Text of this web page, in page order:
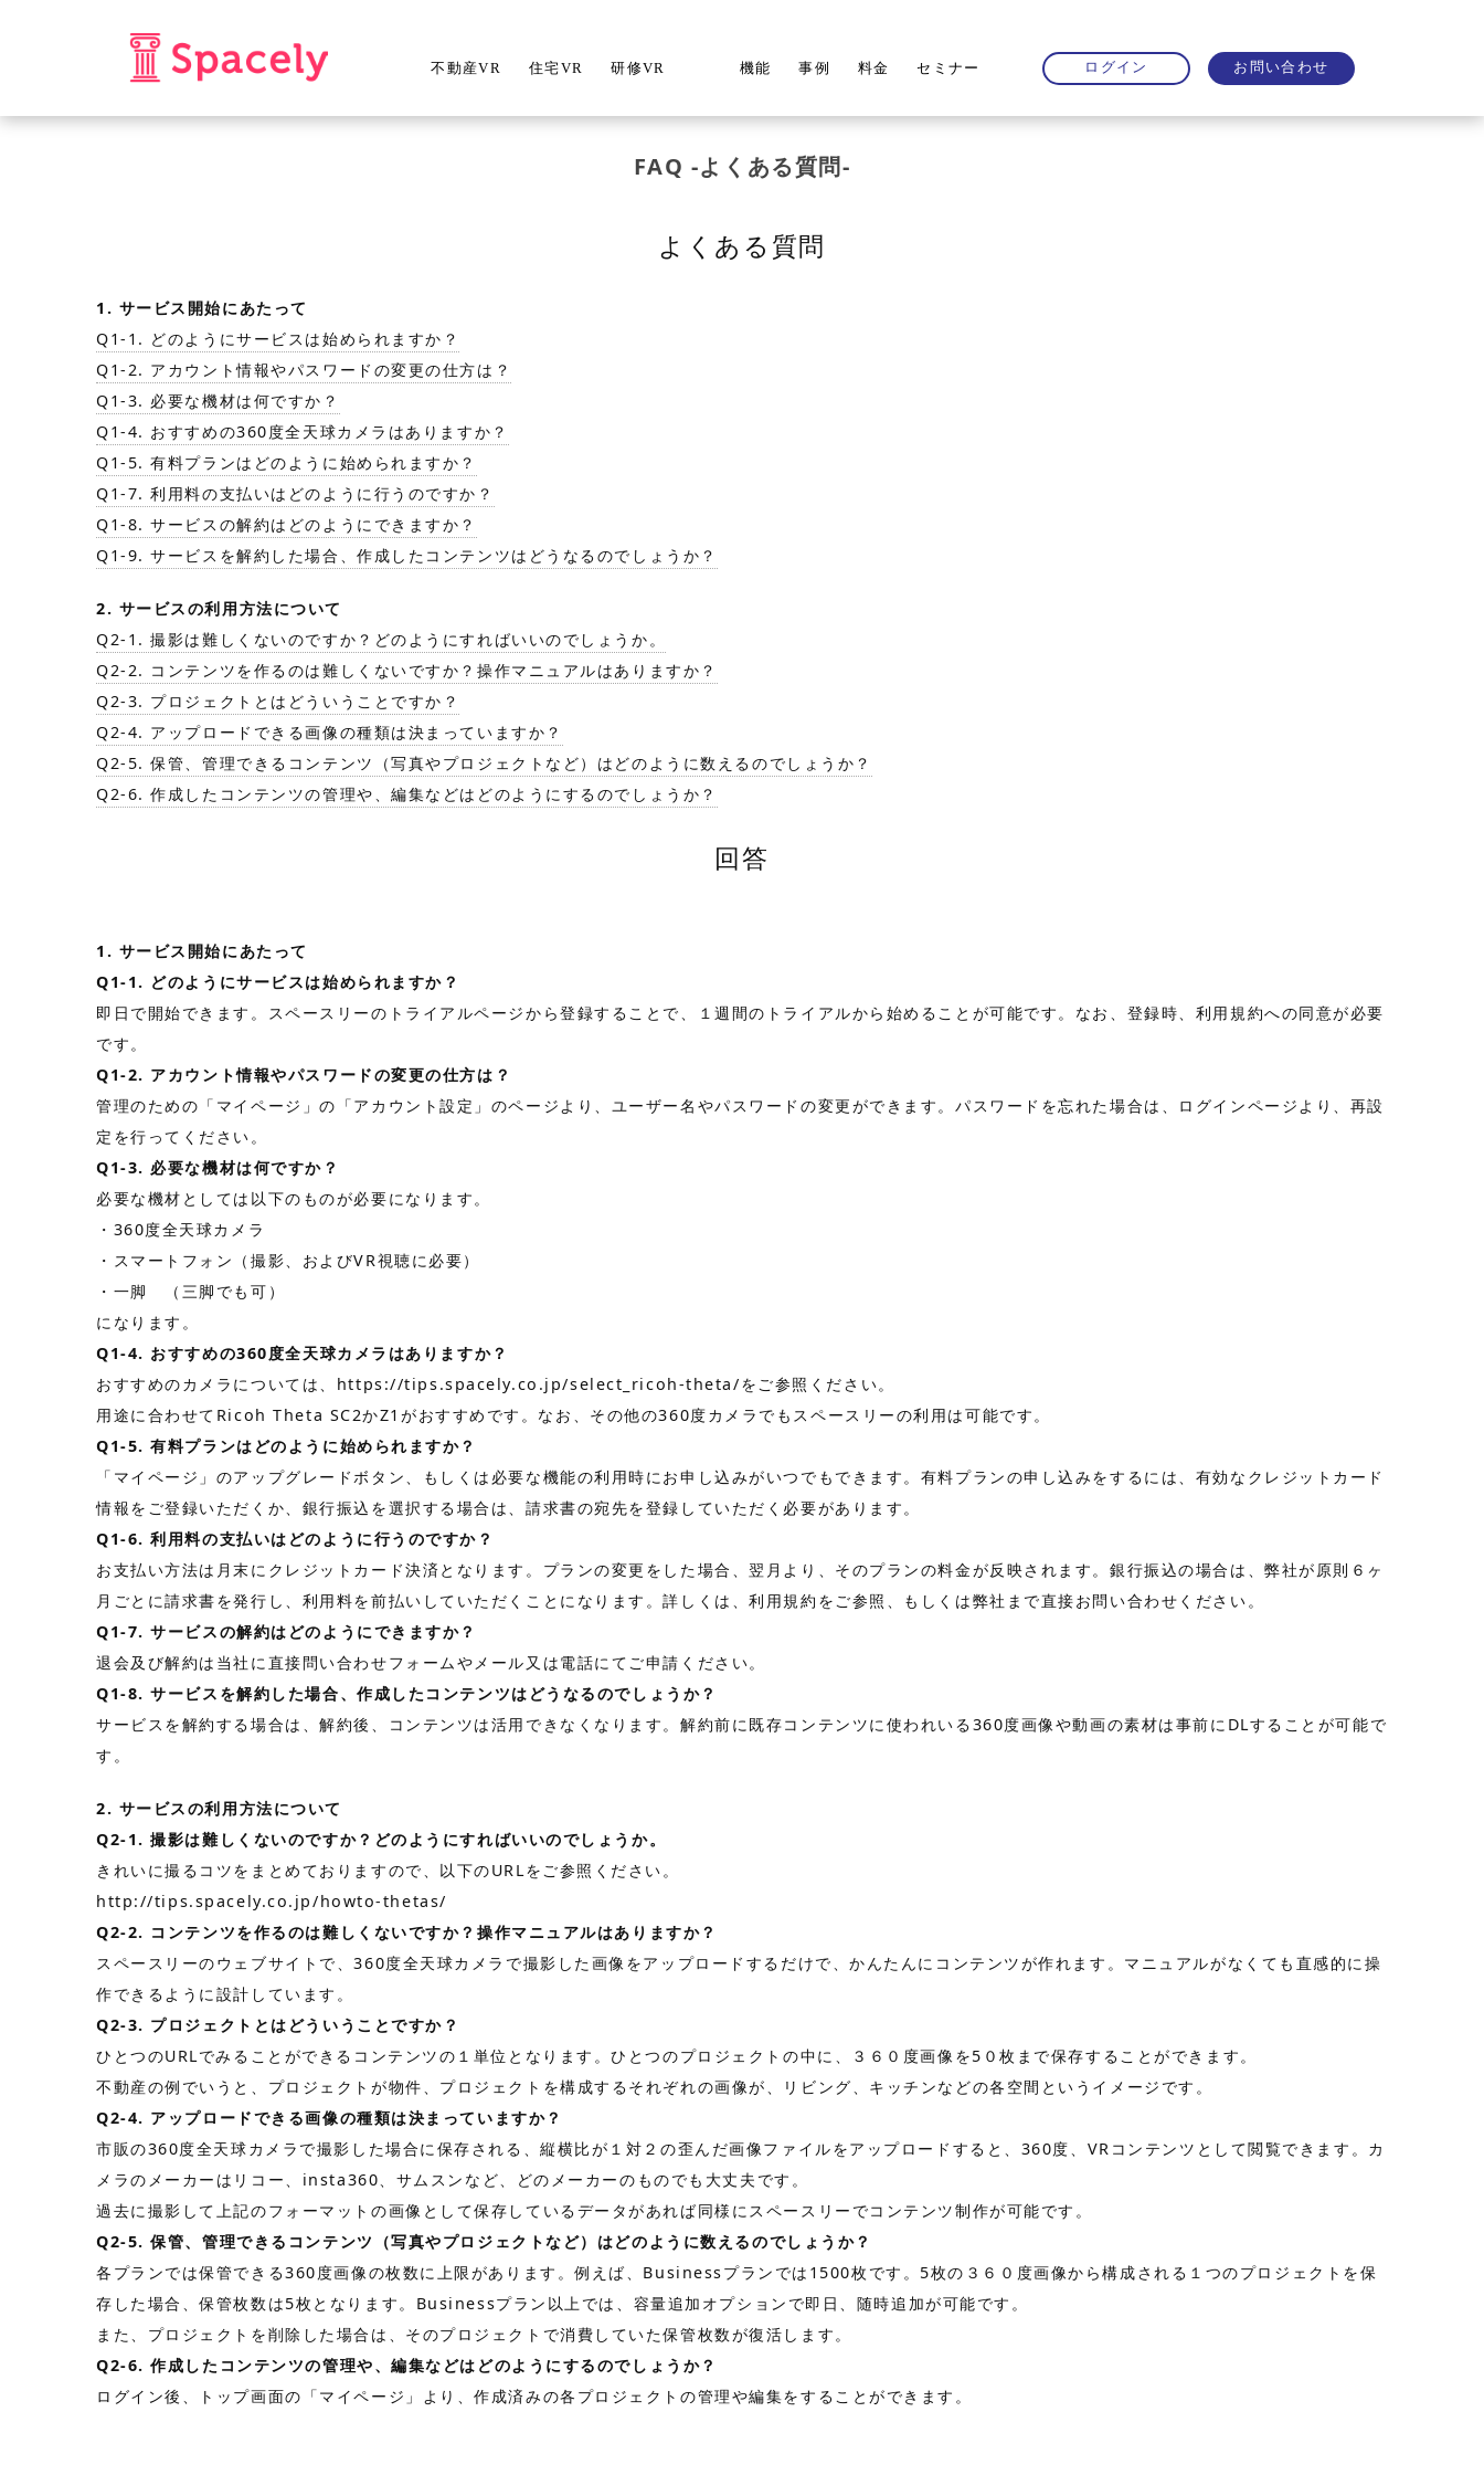
不動産VR 住宅VR 研修VR 機能 事例 料金 セミナー ログイン お問い合わせ
FAQ -よくある質問-
よくある質問
1. サービス開始にあたって
Q1-1. どのようにサービスは始められますか？
Q1-2. アカウント情報やパスワードの変更の仕方は？
Q1-3. 必要な機材は何ですか？
Q1-4. おすすめの360度全天球カメラはありますか？
Q1-5. 有料プランはどのように始められますか？
Q1-7. 利用料の支払いはどのように行うのですか？
Q1-8. サービスの解約はどのようにできますか？
Q1-9. サービスを解約した場合、作成したコンテンツはどうなるのでしょうか？
2. サービスの利用方法について
Q2-1. 撮影は難しくないのですか？どのようにすればいいのでしょうか。
Q2-2. コンテンツを作るのは難しくないですか？操作マニュアルはありますか？
Q2-3. プロジェクトとはどういうことですか？
Q2-4. アップロードできる画像の種類は決まっていますか？
Q2-5. 保管、管理できるコンテンツ（写真やプロジェクトなど）はどのように数えるのでしょうか？
Q2-6. 作成したコンテンツの管理や、編集などはどのようにするのでしょうか？
回答
1. サービス開始にあたって
Q1-1. どのようにサービスは始められますか？
即日で開始できます。スペースリーの トライアルページから登録することで、１週間のトライアルから始めることが可能です。なお、登録時、 利用規約への同意が必要
です。
Q1-2. アカウント情報やパスワードの変更の仕方は？
管理のための「マイページ」の「アカウント設定」のページより、ユーザー名やパスワードの変更ができます。パスワードを忘れた場合は、ログインページより、再設
定を行ってください。
Q1-3. 必要な機材は何ですか？
必要な機材としては以下のものが必要になります。
・360度全天球カメラ
・スマートフォン（撮影、およびVR視聴に必要）
・一脚 （三脚でも可）
になります。
Q1-4. おすすめの360度全天球カメラはありますか？
おすすめのカメラについては、 https://tips.spacely.co.jp/select_ricoh-theta/をご参照ください。
用途に合わせてRicoh Theta SC2かZ1がおすすめです。なお、その他の360度カメラでもスペースリーの利用は可能です。
Q1-5. 有料プランはどのように始められますか？
「マイページ」のアップグレードボタン、もしくは必要な機能の利用時にお申し込みがいつでもできます。有料プランの申し込みをするには、有効なクレジットカード
情報をご登録いただくか、銀行振込を選択する場合は、請求書の宛先を登録していただく必要があります。
Q1-6. 利用料の支払いはどのように行うのですか？
お支払い方法は月末にクレジットカード決済となります。プランの変更をした場合、翌月より、そのプランの料金が反映されます。銀行振込の場合は、弊社が原則６ヶ
月ごとに請求書を発行し、利用料を前払いしていただくことになります。詳しくは、利用規約 をご参照、もしくは弊社まで直接お問い合わせ ください。
Q1-7. サービスの解約はどのようにできますか？
退会及び解約は当社に直接問い合わせフォームやメール又は電話にてご申請ください。
Q1-8. サービスを解約した場合、作成したコンテンツはどうなるのでしょうか？
サービスを解約する場合は、解約後、コンテンツは活用できなくなります。解約前に既存コンテンツに使われいる360度画像や動画の素材は事前にDLすることが可能で
す。
2. サービスの利用方法について
Q2-1. 撮影は難しくないのですか？どのようにすればいいのでしょうか。
きれいに撮るコツをまとめておりますので、以下のURLをご参照ください。
http://tips.spacely.co.jp/howto-thetas/
Q2-2. コンテンツを作るのは難しくないですか？操作マニュアルはありますか？
スペースリーのウェブサイトで、360度全天球カメラで撮影した画像をアップロードするだけで、かんたんにコンテンツが作れます。マニュアルがなくても直感的に操
作できるように設計しています。
Q2-3. プロジェクトとはどういうことですか？
ひとつのURLでみることができるコンテンツの１単位となります。ひとつのプロジェクトの中に、３６０度画像を5０枚まで保存することができます。
不動産の例でいうと、プロジェクトが物件、プロジェクトを構成するそれぞれの画像が、リビング、キッチンなどの各空間というイメージです。
Q2-4. アップロードできる画像の種類は決まっていますか？
市販の360度全天球カメラで撮影した場合に保存される、縦横比が１対２の歪んだ画像ファイルをアップロードすると、360度、VRコンテンツとして閲覧できます。カ
メラのメーカーはリコー、insta360、サムスンなど、どのメーカーのものでも大丈夫です。
過去に撮影して上記のフォーマットの画像として保存しているデータがあれば同様にスペースリーでコンテンツ制作が可能です。
Q2-5. 保管、管理できるコンテンツ（写真やプロジェクトなど）はどのように数えるのでしょうか？
各プランでは保管できる360度画像の枚数に上限があります。例えば、Businessプランでは1500枚です。5枚の３６０度画像から構成される１つのプロジェクトを保
存した場合、保管枚数は5枚となります。Businessプラン以上では、容量追加オプションで即日、随時追加が可能です。
また、プロジェクトを削除した場合は、そのプロジェクトで消費していた保管枚数が復活します。
Q2-6. 作成したコンテンツの管理や、編集などはどのようにするのでしょうか？
ログイン後、トップ画面の「マイページ」より、作成済みの各プロジェクトの管理や編集をすることができます。